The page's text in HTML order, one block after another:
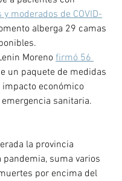
moderados de COVID-
alberga 29 camas
Moreno firmó 56
un paquete de medidas
económico
sanitaria.
la provincia
pandemia, suma varios
por encima del